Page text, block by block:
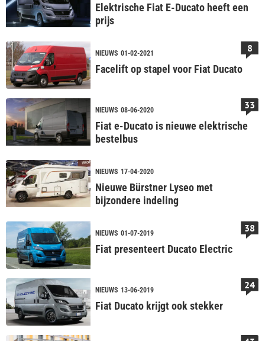
Elektrische Fiat E-Ducato heeft een
prijs
NIEUWS 01-02-2021
Facelift op stapel voor Fiat Ducato
8
NIEUWS 08-06-2020
Fiat e-Ducato is nieuwe elektrische
bestelbus
33
NIEUWS 17-04-2020
Nieuwe Bürstner Lyseo met
bijzondere indeling
NIEUWS 01-07-2019
Fiat presenteert Ducato Electric
38
NIEUWS 13-06-2019
Fiat Ducato krijgt ook stekker
24